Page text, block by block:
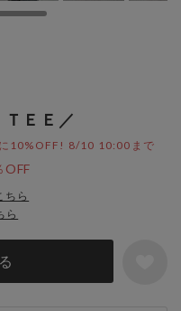
ＥＥ／
10%OFF! 8/10 10:00まで
OFF
ちら
ら